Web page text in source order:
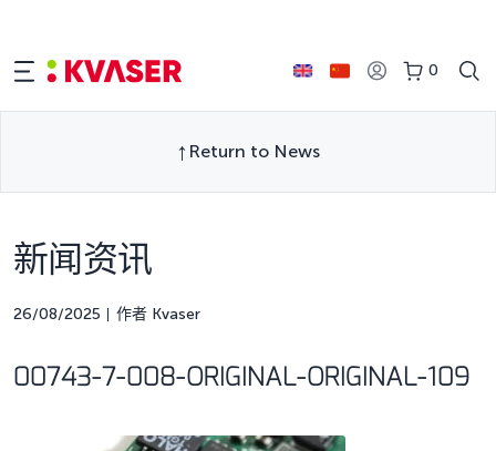
0
Return to News
新闻资讯
26/08/2025 作者 Kvaser
00743-7-008-ORIGINAL-ORIGINAL-109